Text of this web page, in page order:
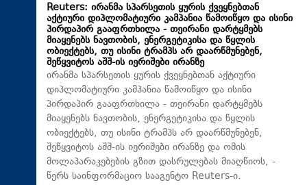
Reuters: ირანმა სპარსეთის ყურის ქვეყნებთან
აქტიური დიპლომატიური კამპანია წამოიწყო და ისინი
პირდაპირ გააფრთხილა - თეირანი დარტყმებს
მიაყენებს ნავთობის, ენერგეტიკისა და წყლის
ობიექტებს, თუ ისინი ტრამპს არ დაარწმუნებენ,
შეწყვიტოს აშშ-ის იერიშები ირანზე
ირანმა სპარსეთის ყურის ქვეყნებთან აქტიური
დიპლომატიური კამპანია წამოიწყო და ისინი
პირდაპირ გააფრთხილა - თეირანი დარტყმებს
მიაყენებს ნავთობის, ენერგეტიკისა და წყლის
ობიექტებს, თუ ისინი ტრამპს არ დაარწმუნებენ,
შეწყვიტოს აშშ-ის იერიშები ირანზე და ომის
მოლაპარაკებების გზით დასრულებას მიაღწიოს, -
წერს საინფორმაციო სააგენტო Reuters-ი.